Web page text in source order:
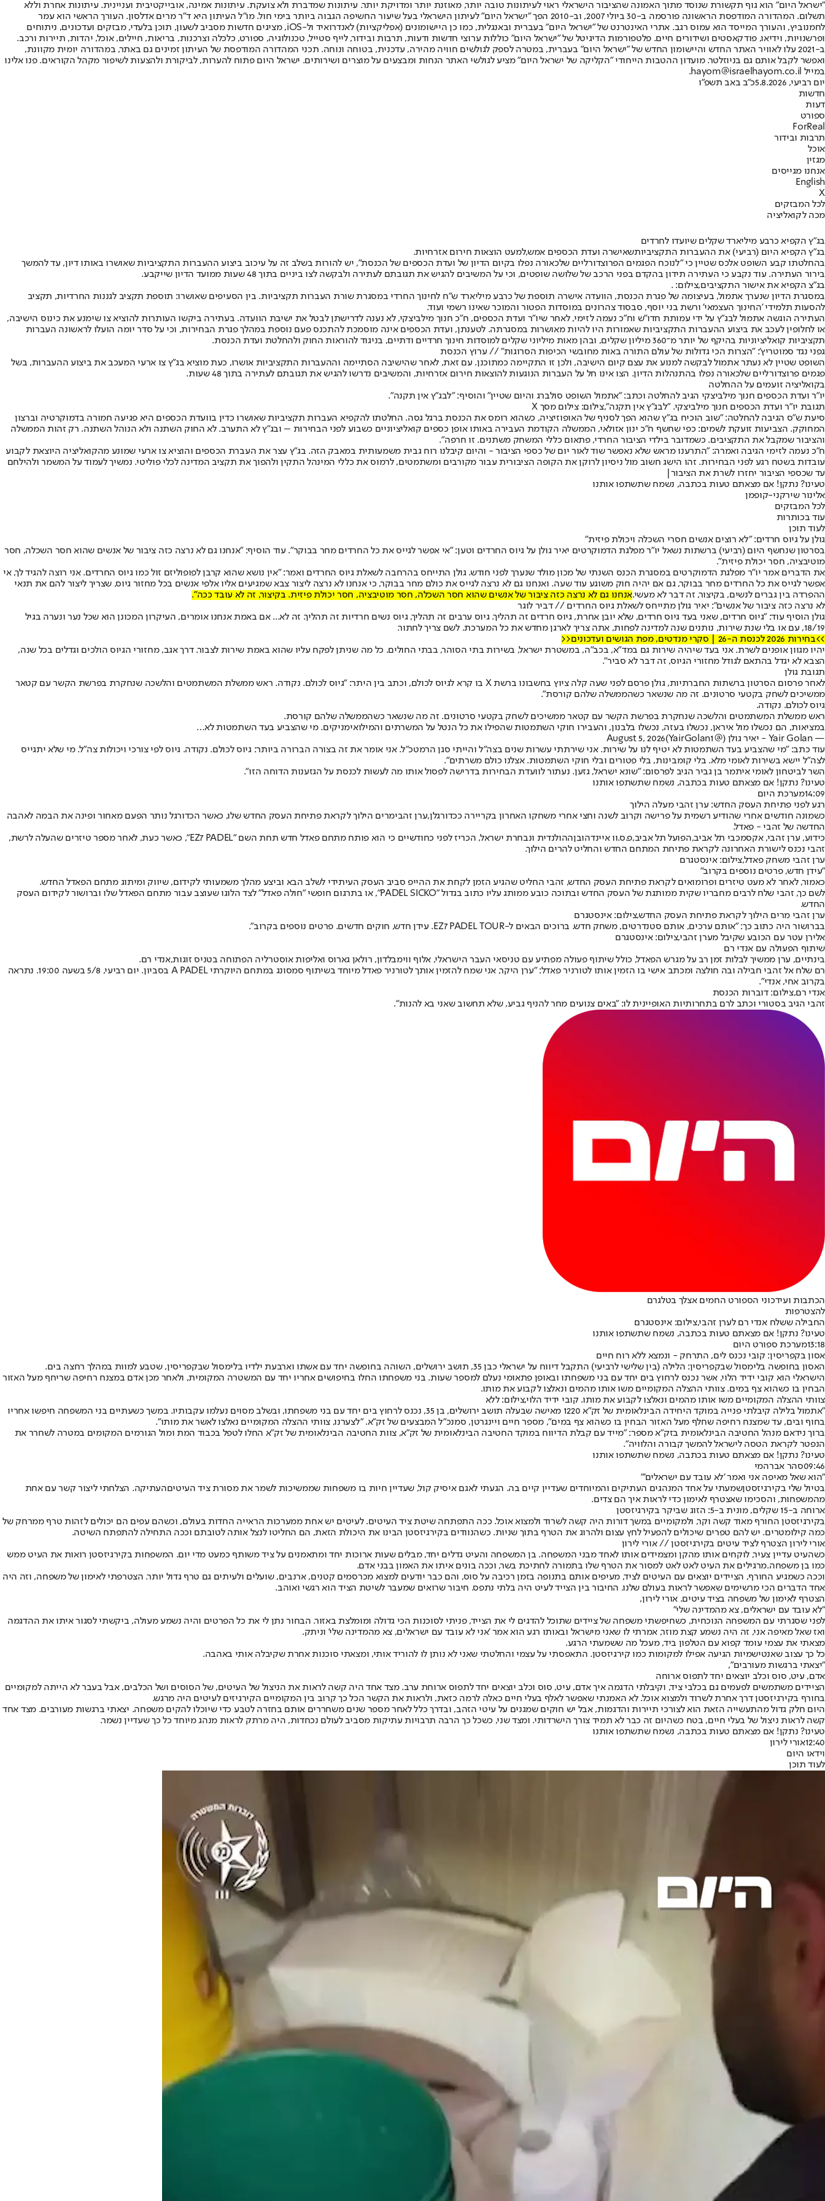
"ישראל היום" הוא גוף תקשורת שנוסד מתוך האמונה שהציבור הישראלי ראוי לעיתונות טובה יותר, מאוזנת יותר ומדויקת יותר. עיתונות שמדברת ולא צועקת. עיתונות אמינה, אובייקטיבית ועניינית. עיתונות אחרת וללא
תשלום. המהדורה המודפסת הראשונה פורסמה ב-30 ביולי 2007, וב-2010 הפך "ישראל היום" לעיתון הישראלי בעל שיעור החשיפה הגבוה ביותר בימי חול. מו"ל העיתון היא ד"ר מרים אדלסון. העורך הראשי הוא עמר
לחמנוביץ, והעורך המייסד הוא עמוס רגב. אתרי האינטרנט של "ישראל היום" בעברית ובאנגלית, כמו כן היישומונים (אפליקציות) לאנדרואיד ול-iOS, מציגים חדשות מסביב לשעון, תוכן בלעדי, מבזקים ועדכונים, ניתוחים
ופרשנויות, וידיאו, פודקאסטים ושידורים חיים. פלטפורמות הדיגיטל של "ישראל היום" כוללות ערוצי חדשות ודעות, תרבות ובידור, לייף סטייל, טכנולוגיה, ספורט, כלכלה וצרכנות, בריאות, חיילים, אוכל, יהדות, תיירות ורכב.
ב-2021 עלו לאוויר האתר החדש והיישומון החדש של "ישראל היום" בעברית, במטרה לספק לגולשים חוויה מהירה, עדכנית, בטוחה ונוחה. תכני המהדורה המודפסת של העיתון זמינים גם באתר, במהדורה יומית מקוונת,
ואפשר לקבל אותם גם בניוזלטר. מועדון ההטבות הייחודי "הקליקה של ישראל היום" מציע לגולשי האתר הנחות ומבצעים על מוצרים ושירותים. ישראל היום פתוח להערות, לביקורת ולהצעות לשיפור מקהל הקוראים. פנו אלינו
במייל hayom@israelhayom.co.il.
יום רביעי, 5.8.2026
כ"ב באב תשפ"ו
חדשות
דעות
ספורט
ForReal
תרבות ובידור
אוכל
מגזין
אנחנו מגייסים
English
X
לכל המבזקים
מכה לקואליציה
בג"ץ הקפיא כרבע מיליארד שקלים שיועדו לחרדים
בג”ץ הקפיא היום (רביעי) את ההעברות התקציביותשאישרה ועדת הכספים אמש,למעט הוצאות חירום אזרחיות.
בהחלטתו קבע השופט אלכס שטיין כי "לנוכח הפגמים הפרוצדורליים שלכאורה נפלו בקיום הדיון של ועדת הכספים של הכנסת", יש להורות בשלב זה על עיכוב ביצוע ההעברות התקציביות שאושרו באותו דיון, עד להמשך
בירור העתירה. עוד נקבע כי העתירה תידון בהקדם בפני הרכב של שלושה שופטים, וכי על המשיבים להגיש את תגובתם לעתירה ולבקשה לצו ביניים בתוך 48 שעות ממועד הדיון שייקבע.
בג"צ הקפיא את אישור התקציבים,צילום: .
במסגרת הדיון שנערך אתמול, בעיצומה של פגרת הכנסת, הוועדה אישרה תוספת של כרבע מיליארד ש"ח לחינוך החרדי במסגרת שורת העברות תקציביות. בין הסעיפים שאושרו: תוספת תקציב לגננות החרדיות, תקציב
להסעות תלמידי 'החינוך העצמאי' ורשת בני יוסף, סבסוד צהרונים במוסדות הפטור והמוכר שאינו רשמי ועוד.
העתירה הוגשה אתמול לבג”ץ על ידי עמותת חדו”ש וח”כ נעמה לזימי, לאחר שיו”ר ועדת הכספים, ח”כ חנוך מילביצקי, לא נענה לדרישתן לבטל את ישיבת הוועדה. בעתירה ביקשו העותרות להוציא צו שימנע את כינוס הישיבה,
או לחלופין לעכב את ביצוע ההעברות התקציביות שאמורות היו להיות מאושרות במסגרתה. לטענתן, ועדת הכספים אינה מוסמכת להתכנס פעם נוספת במהלך פגרת הבחירות, וכי על סדר יומה הועלו לראשונה העברות
תקציביות קואליציוניות בהיקף של יותר מ־360 מיליון שקלים, ובהן מאות מיליוני שקלים למוסדות חינוך חרדיים ודתיים, בניגוד להוראות החוק ולהחלטת ועדת הכנסת.
גפני נגד סמוטריץ': "הצרות הכי גדולות של עולם התורה באות מחובשי הכיפות הסרוגות" // ערוץ הכנסת
השופט שטיין לא נעתר אתמול לבקשה למנוע את עצם קיום הישיבה, ולכן זו התקיימה כמתוכנן. עם זאת, לאחר שהישיבה הסתיימה וההעברות התקציביות אושרו, כעת מוציא בג”ץ צו ארעי המעכב את ביצוע ההעברות, בשל
פגמים פרוצדורליים שלכאורה נפלו בהתנהלות הדיון. הצו אינו חל על העברות הנוגעות להוצאות חירום אזרחיות, והמשיבים נדרשו להגיש את תגובתם לעתירה בתוך 48 שעות.
בקואליציה זועמים על ההחלטה
יו"ר ועדת הכספים חנוך מילביצקי הגיב להחלטה וכתב: "אתמול השופט סולברג והיום שטיין" והוסיף: "לבג"ץ אין תקנה".
תגובת יו"ר ועדת הכספים חנוך מילביצקי. "לבג"ץ אין תקנה",צילום: צילום מסך X
סיעת ש״ס הגיבה להחלטה: "שוב הוכיח בג״ץ שהוא הפך לסניף של האופוזיציה, כשהוא רומס את הכנסת ברגל גסה. החלטתו להקפיא העברות תקציביות שאושרו כדין בוועדת הכספים היא פגיעה חמורה בדמוקרטיה וברצון
המחוקק. הצביעות זועקת לשמים: כפי שחשף ח״כ ינון אזולאי, הממשלה הקודמת העבירה באותו אופן כספים קואליציוניים כשבוע לפני הבחירות – ובג״ץ לא התערב. לא החוק השתנה ולא הנוהל השתנה. רק זהות הממשלה
והציבור שמקבל את התקציבים. כשמדובר בילדי הציבור החרדי, פתאום כללי המשחק משתנים. זו חרפה".
ח"כ נעמה לזימי הגיבה ואמרה: "התרענו מראש שלא נאפשר שוד לאור יום של כספי הציבור - והיום קיבלנו רוח גבית משמעותית במאבק הזה. בג"ץ עצר את העברת הכספים והוציא צו ארעי שמונע מהקואליציה היוצאת לקבוע
עובדות בשטח רגע לפני הבחירות. זהו הישג חשוב מול ניסיון לרוקן את הקופה הציבורית עבור מקורבים ומשתמטים, לרמוס את כללי המינהל התקין ולהפוך את תקציב המדינה לכלי פוליטי. נמשיך לעמוד על המשמר ולהילחם
עד שכספי הציבור יחזרו לשרת את הציבור|
טעינו? נתקן! אם מצאתם טעות בכתבה, נשמח שתשתפו אותנו
אלינור שירקני-קופמן
לכל המבזקים
עוד בכותרות
לעוד תוכן
גולן על גיוס חרדים: "לא רוצים אנשים חסרי השכלה ויכולת פיזית"
בסרטון שנחשף היום (רביעי) ברשתות נשאל יו"ר מפלגת הדמוקרטים יאיר גולן על גיוס החרדים וטען: "אי אפשר לגייס את כל החרדים מחר בבוקר". עוד הוסיף: "אנחנו גם לא נרצה כזה ציבור של אנשים שהוא חסר השכלה, חסר
מוטיבציה, חסר יכולת פיזית".
את הדברים אמר יו"ר מפלגת הדמוקרטים במסגרת הכנס השנתי של מכון מולד שנערך לפני חודש. גולן התייחס בהרחבה לשאלת גיוס החרדים ואמר: "אין נושא שהוא קרבן לפופוליזם זול כמו גיוס החרדים. אני רוצה להגיד לך, אי
אפשר לגייס את כל החרדים מחר בבוקר, גם אם יהיה חוק משוגע עוד שעה. ואנחנו גם לא נרצה לגייס את כולם מחר בבוקר, כי אנחנו לא נרצה ליצור צבא שמגיעים אליו אלפי אנשים בכל מחזור גיוס, שצריך ליצור להם את תנאי
ההפרדה בין גברים לנשים, בקיצור, זה דבר לא מעשי.אנחנו גם לא נרצה כזה ציבור של אנשים שהוא חסר השכלה, חסר מוטיבציה, חסר יכולת פיזית. בקיצור, זה לא עובד ככה".
לא נרצה כזה ציבור של אנשים": יאיר גולן מתייחס לשאלת גיוס החרדים // דביר לוגר
גולן הוסיף עוד: "גיוס חרדים, שאני בעד גיוס חרדים, שלא יובן אחרת, גיוס חרדים זה תהליך. גיוס ערבים זה תהליך, גיוס נשים חרדיות זה תהליך. זה לא... אם באמת אנחנו אומרים, העיקרון המכונן הוא שכל נער ונערה בגיל
18/19, עם או בלי שנת שירות, נותנים שנה למדינה לפחות, אתה צריך לארגן מחדש את כל המערכת. לשם צריך לחתור.
>>בחירות 2026 לכנסת ה-26 | סקרי מנדטים, מפת הגושים ועדכונים<<
יהיו מגוון אופנים לשרת. אני בעד שיהיה שירות גם במד"א, בכב"ה, במשטרת ישראל, בשירות בתי הסוהר, בבתי החולים. כל מה שניתן לפקח עליו שהוא באמת שירות לצבור. דרך אגב, מחזורי הגיוס הולכים וגדלים בכל שנה,
הצבא לא יגדל בהתאם לגודל מחזורי הגיוס, זה דבר לא סביר".
תגובת גולן
לאחר פרסום הסרטון ברשתות החברתיות, גולן פרסם לפני שעה קלה ציוץ בחשבונו ברשת X בו קרא לגיוס לכולם, וכתב בין היתר: "גיוס לכולם. נקודה. ראש ממשלת המשתמטים והלשכה שנחקרת בפרשת הקשר עם קטאר
ממשיכים לשחק בקטעי סרטונים. זה מה שנשאר כשהממשלה שלהם קורסת".
גיוס לכולם. נקודה.
ראש ממשלת המשתמטים והלשכה שנחקרת בפרשת הקשר עם קטאר ממשיכים לשחק בקטעי סרטונים. זה מה שנשאר כשהממשלה שלהם קורסת.
במציאות, הם נכשלו מול איראן, נכשלו בעזה, נכשלו בלבנון, והעבירו חוקי השתמטות שהפילו את כל הנטל על המשרתים והמילואימניקים. מי שהצביע בעד השתמטות לא…
— Yair Golan - יאיר גולן (@YairGolan1)
August 5, 2026
עוד כתב: "מי שהצביע בעד השתמטות לא יטיף לנו על שירות. אני שירתתי עשרות שנים בצה״ל והייתי סגן הרמטכ״ל. אני אומר את זה בצורה הברורה ביותר: גיוס לכולם. נקודה. גיוס לפי צורכי ויכולות צה״ל. מי שלא יתגייס
לצה״ל יישא בשירות לאומי מלא. בלי קומבינות, בלי פטורים ובלי חוקי השתמטות. אצלנו כולם משרתים".
השר לביטחון לאומי איתמר בן גביר הגיב לפרסום: "שונא ישראל, גזען. נעתור לוועדת הבחירות בדרישה לפסול אותו מה לעשות לכנסת על הגזענות הדוחה הזו".
טעינו? נתקן! אם מצאתם טעות בכתבה, נשמח שתשתפו אותנו
14:09מערכת היום
רגע לפני פתיחת העסק החדש: ערן זהבי מעלה הילוך
כשמונה חודשים אחרי שהודיע רשמית על פרישה וקרוב לשנה וחצי אחרי משחקו האחרון בקריירה ככדורגלן,ערן זהבימרים הילוך לקראת פתיחת העסק החדש שלו, כאשר הכדורגל נותר הפעם מאחור ופינה את הבמה לאהבה
החדשה של זהבי - פאדל.
כידוע, ערן זהבי, אקסמכבי תל אביב,הפועל תל אביב,פ.ס.וו איינדהובן
ההולנדית ונבחרת ישראל, הכריז לפני כחודשיים כי הוא פותח מתחם פאדל חדש תחת השם "EZ7 PADEL", כאשר כעת, לאחר מספר טיזרים שהעלה לרשת,
זהבי נכנס לישורת האחרונה לקראת פתיחת המתחם החדש והחליט להרים הילוך.
ערן זהבי משחק פאדל,צילום: אינסטגרם
"עידן חדש, פרטים נוספים בקרוב"
כאמור, לאחר לא מעט טיזרים ופרומואים לקראת פתיחת העסק החדש, זהבי החליט שהגיע הזמן לקחת את ההייפ סביב העסק העיתידי לשלב הבא וביצע מהלך משמעותי לקידום, שיווק ומיתוג מתחם הפאדל החדש.
לשם כך, זהבי שלח לרבים מחבריו שקית ממותגת של העסק החדש ובתוכה כובע ממותג עליו כתוב בגדול "PADEL SICKO", או בתרגום חופשי "חולה פאדל" לצד הלוגו שעוצב עבור מתחם הפאדל שלו וברושור לקידום העסק
החדש.
ערן זהבי מרים הילוך לקראת פתיחת העסק החדש,צילום: אינסטגרם
בברושור היה כתוב כך: "אותם ערכים, אותם סטנדרטים, משחק חדש. ברוכים הבאים ל-EZ7 PADEL TOUR. עידן חדש, חוקים חדשים. פרטים נוספים בקרוב".
אלירן עטר עם הכובע שקיבל מערן זהבי,צילום: אינסטגרם
שיתוף הפעולה עם אנדי רם
בינתיים, ערן ממשיך לבלות זמן רב על מגרש הפאדל, כולל שיתוף פעולה מפתיע עם טניסאי העבר הישראלי, אלוף ווימבלדון, רולאן גארוס ואליפות אוסטרליה הפתוחה בטניס זוגות,אנדי רם.
רם שלח אל זהבי חבילה ובה חולצה ומכתב אישי בו הזמין אותו לטורניר פאדל: "ערן היקר, אני שמח להזמין אותך לטורניר פאדל מיוחד בשיתוף סמסונג במתחם היוקרתי A PADEL בסביון. יום רביעי, 5/8 בשעה 19:00. נתראה
בקרוב אחי, אנדי".
אנדי רם,צילום: דוברות הכנסת
זהבי הגיב בסטורי וכתב לרם בתחרותיות האופיינית לו: "באים צנועים מחר להניף גביע, שלא תחשוב שאני בא להנות".
הכתבות ועידכוני הספורט החמים אצלך בטלגרם
להצטרפות
החבילה ששלח אנדי רם לערן זהבי,צילום: אינסטגרם
טעינו? נתקן! אם מצאתם טעות בכתבה, נשמח שתשתפו אותנו
13:18מערכת ספורט היום
אסון בקפריסין: קובי נכנס לים, התרחק - ונמצא ללא רוח חיים
האסון בחופשה בלימסול שבקפריסין: הלילה (בין שלישי לרביעי) התקבל דיווח על ישראלי כבן 35, תושב ירושלים, השוהה בחופשה יחד עם אשתו וארבעת ילדיו בלימסול שבקפריסין, שטבע למוות במהלך רחצה בים.
הישראלי הוא קובי ידיד הלוי, אשר נכנס לרחוץ בים יחד עם בני משפחתו ובאופן פתאומי נעלם למספר שעות. בני משפחתו החלו בחיפושים אחריו יחד עם המשטרה המקומית, ולאחר מכן אדם במצנח רחיפה שריחף מעל האזור
הבחין בו כשהוא צף במים. צוותי ההצלה המקומיים משו אותו מהמים ונאלצו לקבוע את מותו.
צוותי ההצלה המקומיים משו אותו מהמים ונאלצו לקבוע את מותו. קובי ידיד הלוי,צילום: ללא
"אתמול בלילה קיבלתי פנייה במוקד היחידה הבינלאומית של זק"א 1220 מאישה שבעלה תושב ירושלים, בן 35, נכנס לרחוץ בים יחד עם בני משפחתו, ובשלב מסוים נעלמו עקבותיו. במשך כשעתיים בני המשפחה חיפשו אחריו
בחוף ובים, עד שמצנח רחיפה שחלף מעל האזור הבחין בו כשהוא צף במים", מספר חיים ויינגרטן, סמנכ"ל המבצעים של זק"א. "לצערנו, צוותי ההצלה המקומיים נאלצו לאשר את מותו".
ברוך נידאם מנהל החטיבה הבינלאומית בזק״א מספר: "מייד עם קבלת הדיווח במוקד החטיבה הבינלאומית של זק״א, צוות החטיבה הבינלאומית של זק״א החלו לטפל בכבוד המת ומול הגורמים המקומים במטרה לשחרר את
הנפטר לקראת הטסה לישראל להמשך קבורה והלוויה".
טעינו? נתקן! אם מצאתם טעות בכתבה, נשמח שתשתפו אותנו
09:46סהר אברהמי
"הוא שאל מאיפה אני ואמר 'לא עובד עם ישראלים'"
בטיול שלי בקירגיזסטןשמעתי על אחד המנהגים העתיקים והמיוחדים שעדיין קיים בה. הגעתי לאגם איסיק קול, שעדיין חיות בו משפחות שממשיכות לשמר את מסורת ציד העיטיםהעתיקה. הצלחתי ליצור קשר עם אחת
מהמשפחות, והסכימו שאצטרף לאימון כדי לראות איך הם צדים.
ארוחה ב-15 שקלים, מונית ב-5: הזוג ש
ביקר בקירגיזסטן
בקירגיזסטן החורף מאוד קשה וקר, ולמקומיים במשך דורות היה קשה לשרוד ולמצוא אוכל. ככה התפתחה שיטת ציד העיטים. לעיטים יש אחת ממערכות הראייה החדות בעולם, וכשהם עפים הם יכולים לזהות טרף ממרחק של
כמה קילומטרים. יש להם טפרים שיכולים להפעיל לחץ עצום ולהרוג את הטרף בתוך שניות. כשהנוודים בקירגיזסטן הבינו את היכולת הזאת, הם החליטו לנצל אותה לטובתם וככה התחילה להתפתח השיטה.
אורי לירון הצטרף לציד עיטים בקירגיזסטן // אורי לירון
כשהעיט עדיין צעיר, לוקחים אותו מהקן ומצמידים אותו לאחד מבני המשפחה. בן המשפחה והעיט גדלים יחד, מבלים שעות ארוכות יחד ומתאמנים על ציד משותף כמעט מדי יום. המשפחות בקירגיזסטן רואות את העיט ממש
כמו בן משפחה.מרגילים את העיט לאט לאט למסור את הטרף שלו בתמורה לחתיכת בשר, וככה בונים איתו את האמון בבני אדם.
וככה כשמגיע החורף, הציידים יוצאים עם העיטים לציד, מעיפים אותם בתנופה בזמן רכיבה על סוס, והם כבר יודעים למצוא מכרסמים קטנים, ארנבים, שועלים ולעיתים גם טרף גדול יותר. הצטרפתי לאימון של משפחה, וזה היה
אחד הדברים הכי מרשימים שאפשר לראות בעולם שלנו. החיבור בין הצייד לעיט היה בלתי נתפס. חיבור שרואים שמעבר לשיטת הציד הוא רגשי ואוהב.
הצטרף לאימון של משפחה בציד עיטים. אורי לירון,
"לא עובד עם ישראלים, צא מהמדינה שלי"
לפני שסגרתי עם המשפחה הנוכחית, כשחיפשתי משפחה של ציידים שתוכל להדגים לי את הצייד, פניתי לסוכנות הכי גדולה ומומלצת באזור. הבחור נתן לי את כל הפרטים והיה נשמע מעולה, ביקשתי לסגור איתו את ההדגמה
ואז שאל מאיפה אני, זה היה נשמע קצת מוזר, אמרתי לו שאני מישראל ובאותו רגע הוא אמר 'אני לא עובד עם ישראלים, צא מהמדינה שלי' וניתק.
מצאתי את עצמי עומד קפוא עם הטלפון ביד, מעכל מה ששמעתי הרגע.
כל כך עצוב שאנטישמיות הגיעה אפילו למקומות כמו קירגיזסטן. התאפסתי על עצמי והחלטתי שאני לא נותן לו להוריד אותי, ומצאתי סוכנות אחרת שקיבלה אותי באהבה.
"יצאתי ברגשות מעורבים",
אדם, עיט, סוס וכלב יוצאים יחד לתפוס ארוחה
הציידים משתמשים לפעמים גם בכלבי ציד, וקיבלתי הדגמה איך אדם, עיט, סוס וכלב יוצאים יחד לתפוס ארוחת ערב. מצד אחד היה קשה לראות את הניצול של העיטים, של הסוסים ושל הכלבים, אבל בעבר לא הייתה למקומיים
בחורף בקירגיזסטן דרך אחרת לשרוד ולמצוא אוכל. לא האמנתי שאפשר לאלף בעלי חיים כאלה לרמה כזאת, ולראות את הקשר הכל כך קרוב בין המקומיים הקירגיזים לעיטים היה מרגש.
היום חלק גדול מהתעשייה הזאת הוא לצורכי תיירות והדגמות, אבל יש חוקים שמגנים על עיטי הזהב, ובדרך כלל לאחר מספר שנים משחררים אותם בחזרה לטבע כדי שיוכלו להקים משפחה. יצאתי ברגשות מעורבים. מצד אחד
קשה לראות ניצול של בעלי חיים, בטח כשהיום זה כבר לא תמיד צורך הישרדותי. ומצד שני, כשכל כך הרבה תרבויות עתיקות מסביב לעולם נכחדות, היה מרתק לראות מנהג מיוחד כל כך שעדיין נשמר.
טעינו? נתקן! אם מצאתם טעות בכתבה, נשמח שתשתפו אותנו
12:40אורי לירון
וידאו היום
לעוד תוכן